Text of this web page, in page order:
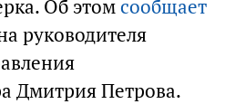
Об этомсообщает
руководителя
Дмитрия Петрова.